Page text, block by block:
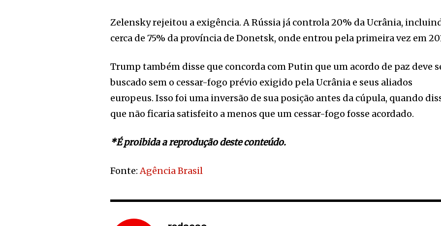
Zelensky rejeitou a exigência. A Rússia já controla 20% da Ucrânia,
cerca de 75% da província de Donetsk, onde entrou pela primeira vez em
Trump também disse que concorda com Putin que um acordo de paz deve
buscado sem o cessar-fogo prévio exigido pela Ucrânia e seus aliados
europeus. Isso foi uma inversão de sua posição antes da cúpula, quando
que não ficaria satisfeito a menos que um cessar-fogo fosse acordado.
*É proibida a reprodução deste conteúdo.
Fonte:Agência Brasil